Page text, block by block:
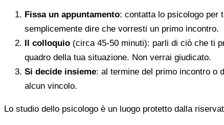
Fissa un appuntamento: contatta lo psicologo per
semplicemente dire che vorresti un primo incontro.
Il colloquio (circa 45-50 minuti): parli di ciò che ti
quadro della tua situazione. Non verrai giudicato.
Si decide insieme: al termine del primo incontro o
alcun vincolo.
Lo studio dello psicologo è un luogo protetto dalla